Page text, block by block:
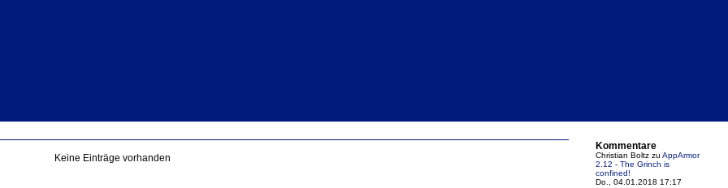
Keine Einträge vorhanden
Kommentare
Christian Boltz zu AppArmor
2.12 - The Grinch is
confined!
Do., 04.01.2018 17:17